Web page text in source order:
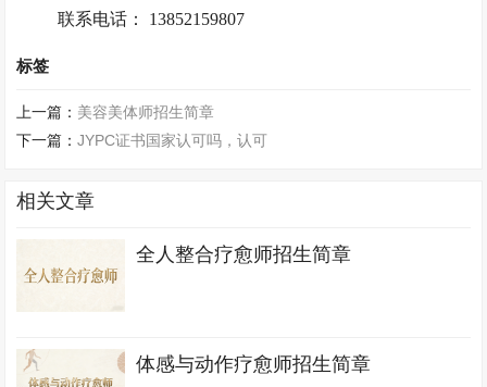
联系电话： 13852159807
标签
上一篇： 美容美体师招生简章
下一篇：JYPC证书国家认可吗，认可
相关文章
全人整合疗愈师招生简章
体感与动作疗愈师招生简章